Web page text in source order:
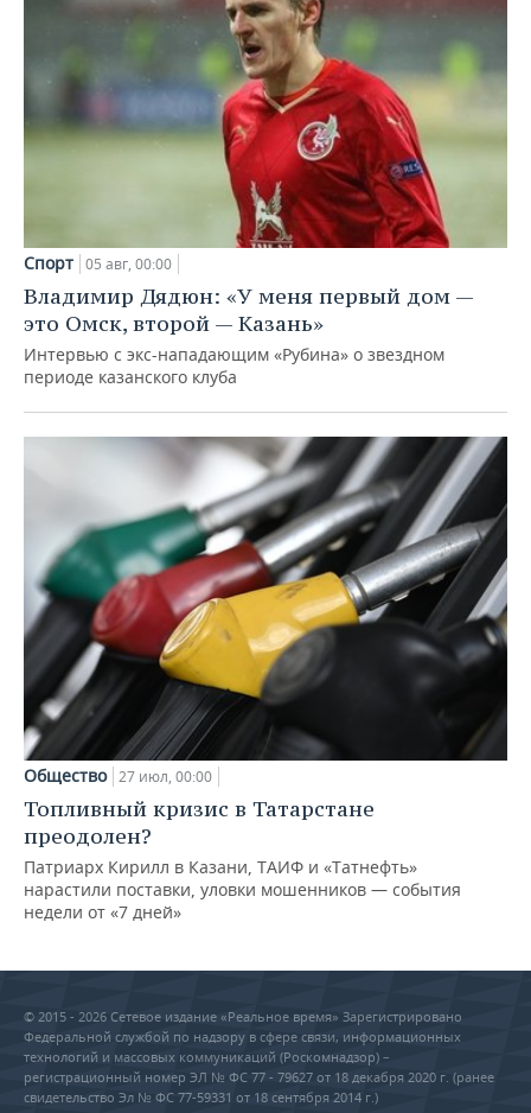
Спорт 05 авг, 00:00
Владимир Дядюн: «У меня первый дом —
это Омск, второй — Казань»
Интервью с экс-нападающим «Рубина» о звездном
периоде казанского клуба
Общество 27 июл, 00:00
Топливный кризис в Татарстане
преодолен?
Патриарх Кирилл в Казани, ТАИФ и «Татнефть»
нарастили поставки, уловки мошенников — события
недели от «7 дней»
© 2015 - 2026 Сетевое издание «Реальное время» Зарегистрировано
Федеральной службой по надзору в сфере связи, информационных
технологий и массовых коммуникаций (Роскомнадзор) –
регистрационный номер ЭЛ № ФС 77 - 79627 от 18 декабря 2020 г. (ранее
свидетельство Эл № ФС 77-59331 от 18 сентября 2014 г.)